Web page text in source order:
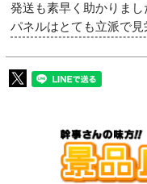
発送も素早く助かりまし
パネルはとても立派で見